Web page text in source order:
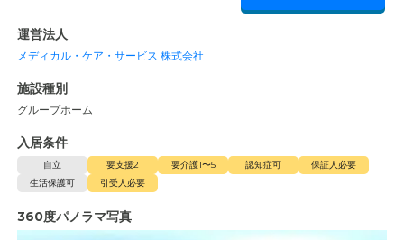
運営法人
メディカル・ケア・サービス 株式会社
施設種別
グループホーム
入居条件
自立 要支援2 要介護1〜5 認知症可
保証人必要
生活保護可
引受人必要
360度パノラマ写真